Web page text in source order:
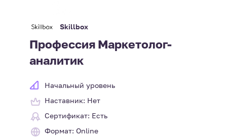
Skillbox
Профессия Маркетолог-
аналитик
Начальный уровень
Наставник: Нет
Сертификат: Есть
Формат: Online